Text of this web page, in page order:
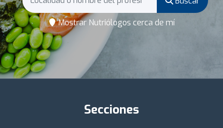
Mostrar Nutriólogos cerca de mí
Secciones